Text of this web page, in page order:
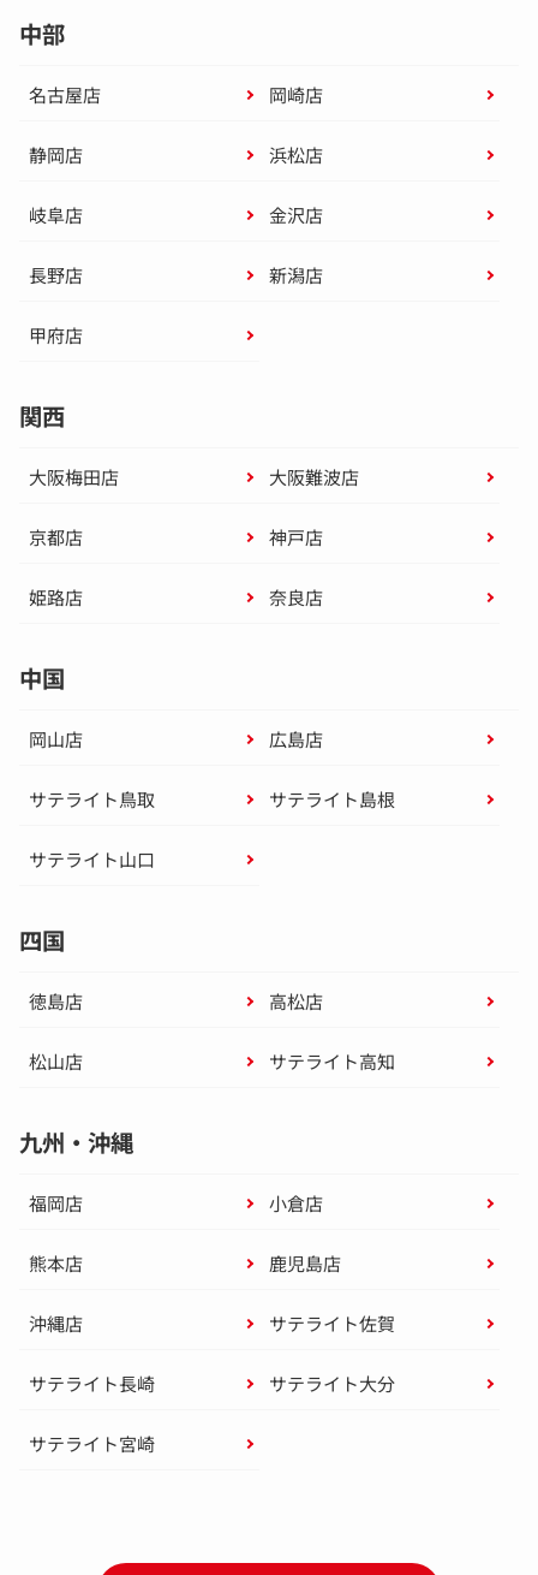
中部
名古屋店 岡崎店
静岡店 浜松店
岐阜店 金沢店
長野店 新潟店
甲府店
関西
大阪梅田店 大阪難波店
京都店 神戸店
姫路店 奈良店
中国
岡山店 広島店
サテライト鳥取 サテライト島根
サテライト山口
四国
徳島店 高松店
松山店 サテライト高知
九州・沖縄
福岡店 小倉店
熊本店 鹿児島店
沖縄店 サテライト佐賀
サテライト長崎 サテライト大分
サテライト宮崎